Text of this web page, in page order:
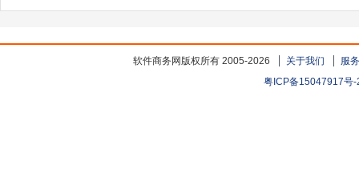
软件商务网版权所有 2005-2026 关于我们
服
粤ICP备15047917号-